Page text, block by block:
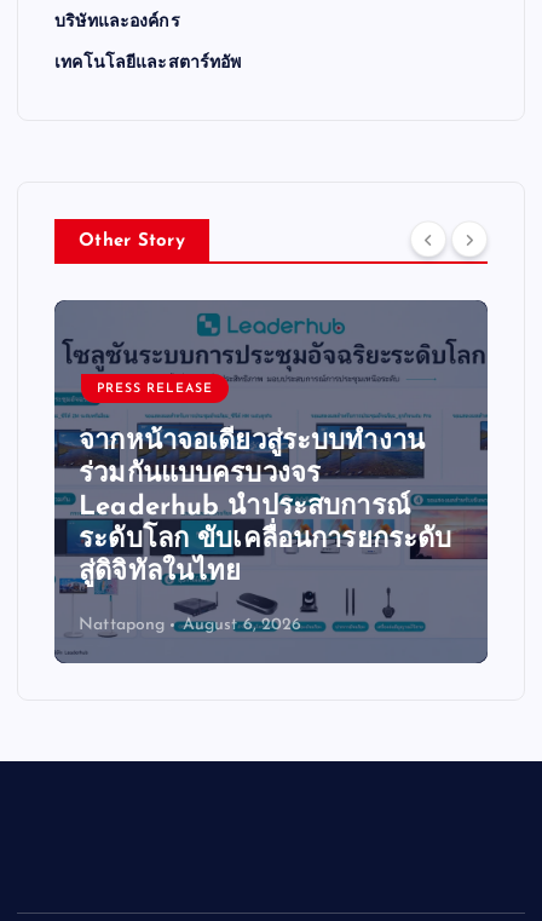
บริษัทและองค์กร
เทคโนโลยีและสตาร์ทอัพ
Other Story
PRESS RELEASE
จากหน้าจอเดียวสู่ระบบทำงาน
ร่วมกันแบบครบวงจร
Leaderhub นำประสบการณ์
ระดับโลก ขับเคลื่อนการยกระดับ
สู่ดิจิทัลในไทย
Nattapong August 6, 2026